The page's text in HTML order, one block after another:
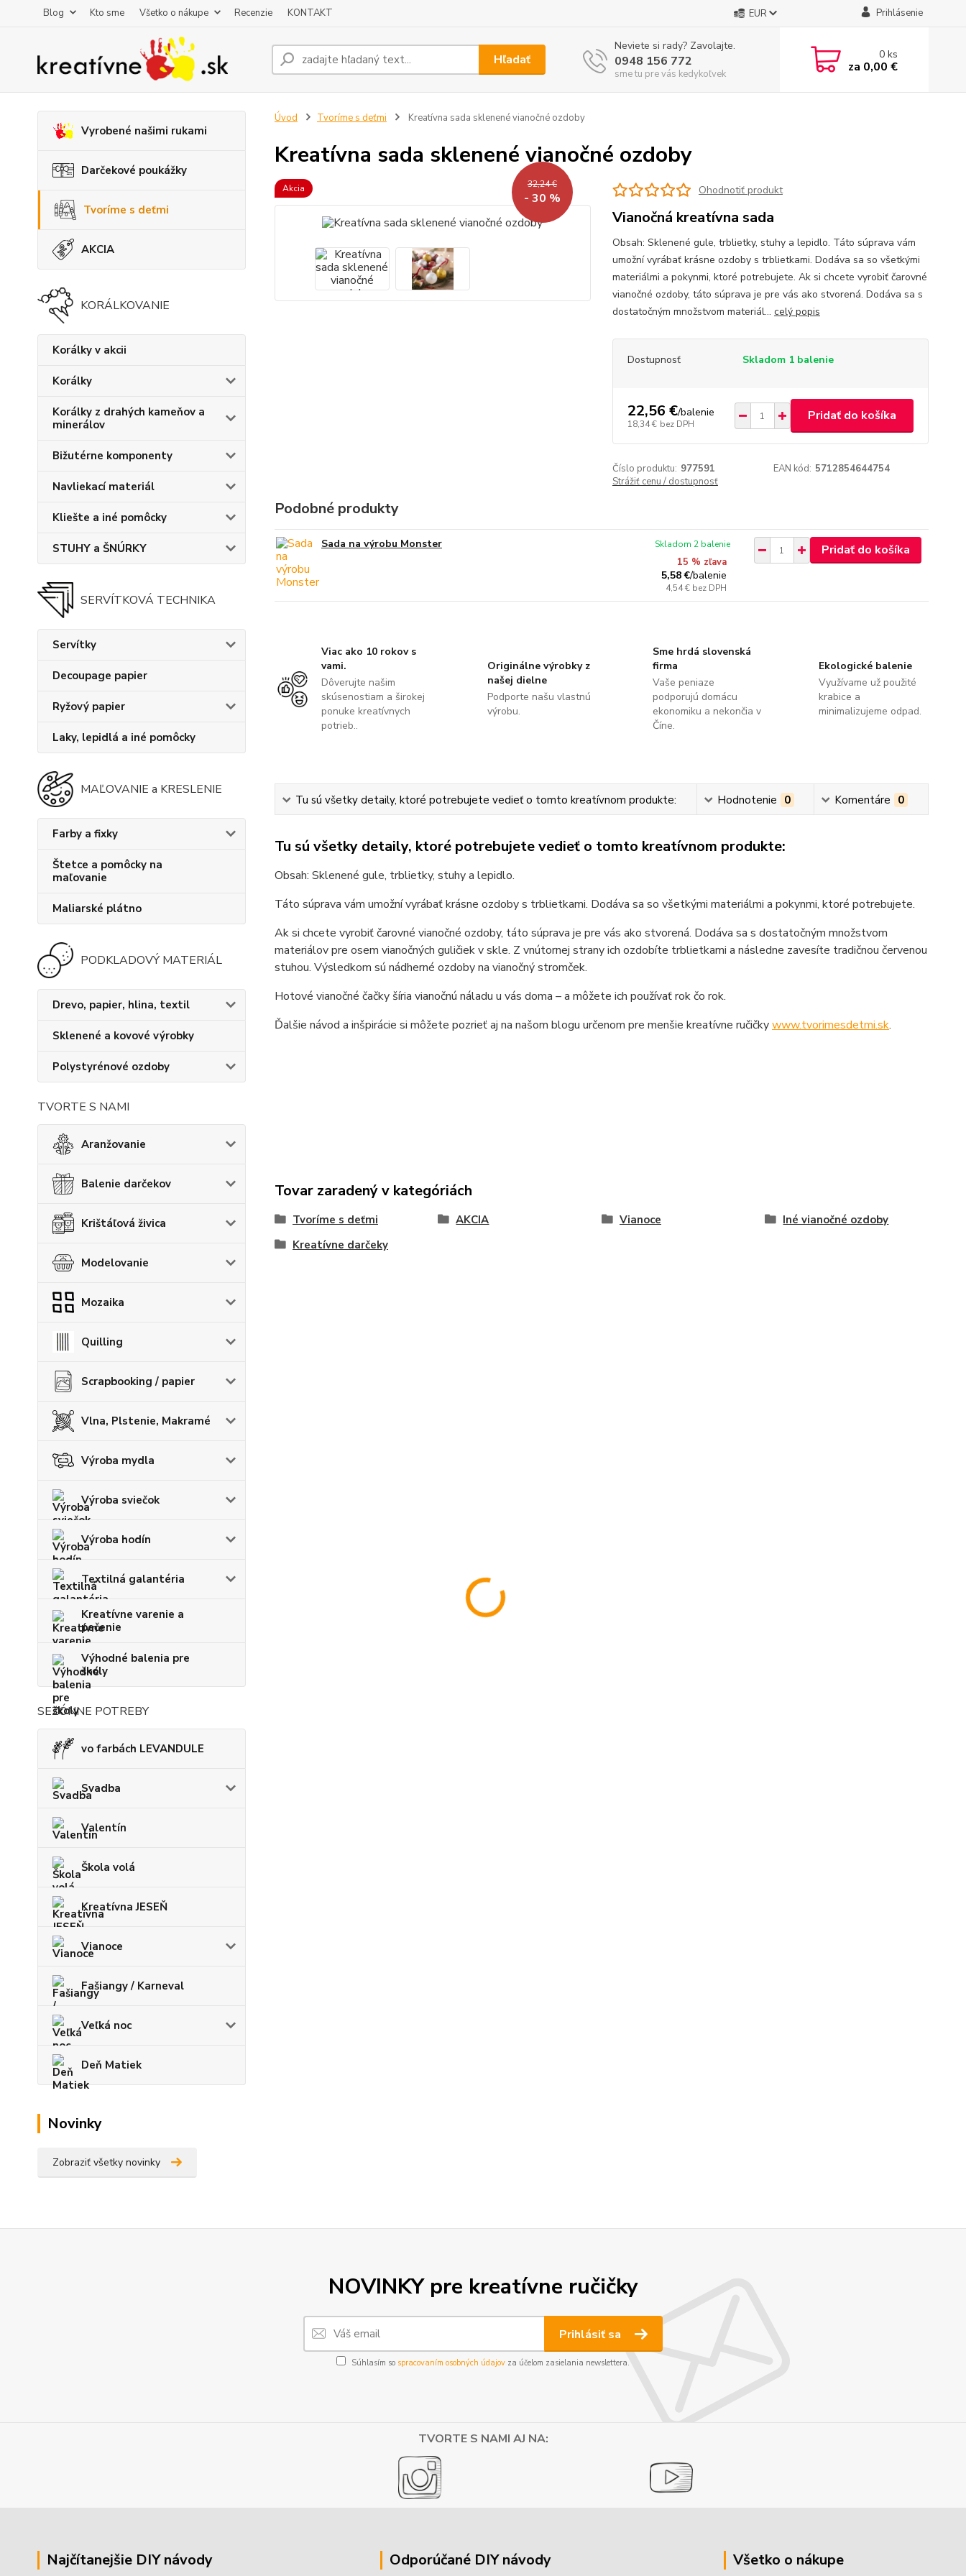
Blog Kto sme Všetko o nákupe Recenzie KONTAKT EUR Prihlásenie
Hľadať
Neviete si rady? Zavolajte.
0948 156 772
sme tu pre vás kedykoľvek
0ks
za 0,00 €
Vyrobené našimi rukami
Darčekové poukážky
Tvoríme s deťmi
AKCIA
KORÁLKOVANIE
Korálky v akcii
Korálky
Korálky z drahých kameňov a
minerálov
Bižutérne komponenty
Navliekací materiál
Kliešte a iné pomôcky
STUHY a ŠNÚRKY
SERVÍTKOVÁ TECHNIKA
Servítky
Decoupage papier
Ryžový papier
Laky, lepidlá a iné pomôcky
MAĽOVANIE a KRESLENIE
Farby a fixky
Štetce a pomôcky na
maľovanie
Maliarské plátno
PODKLADOVÝ MATERIÁL
Drevo, papier, hlina, textil
Sklenené a kovové výrobky
Polystyrénové ozdoby
TVORTE S NAMI
Aranžovanie
Balenie darčekov
Krištáľová živica
Modelovanie
Mozaika
Quilling
Scrapbooking / papier
Vlna, Plstenie, Makramé
Výroba mydla
Výroba sviečok
Výroba hodín
Textilná galantéria
Kreatívne varenie a
pečenie
Výhodné balenia pre
školy
SEZÓNNE POTREBY
vo farbách LEVANDULE
Svadba
Valentín
Škola volá
Kreatívna JESEŇ
Vianoce
Fašiangy / Karneval
Veľká noc
Deň Matiek
Novinky
Zobraziť všetky novinky
Úvod Tvoríme s deťmi Kreatívna sada sklenené vianočné ozdoby
Kreatívna sada sklenené vianočné ozdoby
Akcia 32,24 €
- 30 %
Ohodnotiť produkt
Vianočná kreatívna sada
Obsah: Sklenené gule, trblietky, stuhy a lepidlo. Táto súprava vám
umožní vyrábať krásne ozdoby s trblietkami. Dodáva sa so všetkými
materiálmi a pokynmi, ktoré potrebujete. Ak si chcete vyrobiť čarovné
vianočné ozdoby, táto súprava je pre vás ako stvorená. Dodáva sa s
dostatočným množstvom materiál... celý popis
Dostupnosť Skladom 1 balenie
22,56 €/balenie
18,34 € bez DPH
Pridať do košíka
Číslo produktu: 977591 EAN kód: 5712854644754
Strážiť cenu / dostupnosť
Podobné produkty
Sada na výrobu Monster
15 % zľava
5,58 €/balenie
4,54 € bez DPH
Skladom 2 balenie Pridať do košíka
Viac ako 10 rokov s
vami.
Dôverujte našim
skúsenostiam a širokej
ponuke kreatívnych
potrieb..
Originálne výrobky z
našej dielne
Podporte našu vlastnú
výrobu.
Sme hrdá slovenská
firma
Vaše peniaze
podporujú domácu
ekonomiku a nekončia v
Číne.
Ekologické balenie
Využívame už použité
krabice a
minimalizujeme odpad.
Tu sú všetky detaily, ktoré potrebujete vedieť o tomto kreatívnom produkte: Hodnotenie 0 Komentáre 0
Tu sú všetky detaily, ktoré potrebujete vedieť o tomto kreatívnom produkte:
Obsah: Sklenené gule, trblietky, stuhy a lepidlo.
Táto súprava vám umožní vyrábať krásne ozdoby s trblietkami. Dodáva sa so všetkými materiálmi a pokynmi, ktoré potrebujete.
Ak si chcete vyrobiť čarovné vianočné ozdoby, táto súprava je pre vás ako stvorená. Dodáva sa s dostatočným množstvom
materiálov pre osem vianočných guličiek v skle. Z vnútornej strany ich ozdobíte trblietkami a následne zavesíte tradičnou červenou
stuhou. Výsledkom sú nádherné ozdoby na vianočný stromček.
Hotové vianočné čačky šíria vianočnú náladu u vás doma – a môžete ich používať rok čo rok.
Ďalšie návod a inšpirácie si môžete pozrieť aj na našom blogu určenom pre menšie kreatívne ručičkywww.tvorimesdetmi.sk.
Tovar zaradený v kategóriách
Tvoríme s deťmi AKCIA Vianoce
Iné vianočné ozdoby
Kreatívne darčeky
NOVINKY pre kreatívne ručičky
Prihlásiť sa
Súhlasím so spracovaním osobných údajov za účelom zasielania newslettera.
TVORTE S NAMI AJ NA:
Najčítanejšie DIY návody Odporúčané DIY návody Všetko o nákupe